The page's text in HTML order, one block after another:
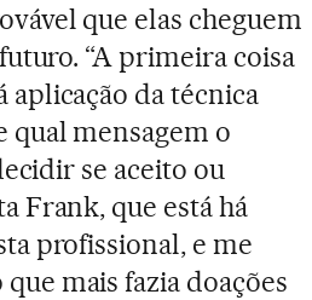
que elas cheguem
“A primeira coisa
aplicação da técnica
qual mensagem o
se aceito ou
Frank, que está há
profissional, e me
mais fazia doações